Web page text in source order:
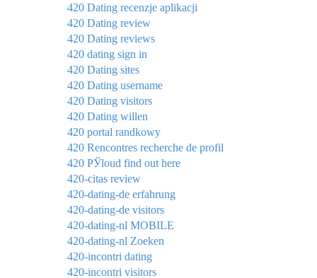
420 Dating recenzje aplikacji
420 Dating review
420 Dating reviews
420 dating sign in
420 Dating sites
420 Dating username
420 Dating visitors
420 Dating willen
420 portal randkowy
420 Rencontres recherche de profil
420 РЎloud find out here
420-citas review
420-dating-de erfahrung
420-dating-de visitors
420-dating-nl MOBILE
420-dating-nl Zoeken
420-incontri dating
420-incontri visitors